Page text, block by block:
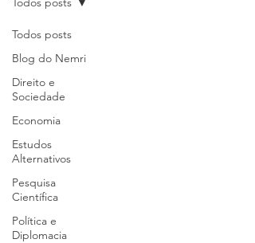
Todos posts
Blog do Nemri
Direito e
Sociedade
Economia
Estudos
Alternativos
Pesquisa
Científica
Política e
Diplomacia